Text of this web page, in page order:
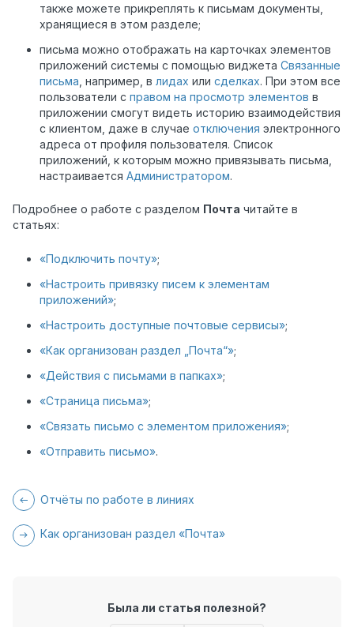
также можете прикреплять к письмам документы,
хранящиеся в этом разделе;
письма можно отображать на карточках элементов
приложений системы с помощью виджета Связанные
письма , например, в лидах или сделках. При этом все
пользователи с правом на просмотр элементов в
приложении смогут видеть историю взаимодействия
с клиентом, даже в случае отключения электронного
адреса от профиля пользователя. Список
приложений, к которым можно привязывать письма,
настраивается Администратором.
Подробнее о работе с разделом Почта читайте в
статьях:
«Подключить почту»;
«Настроить привязку писем к элементам
приложений»;
«Настроить доступные почтовые сервисы»;
«Как организован раздел „Почта“»;
«Действия с письмами в папках»;
«Страница письма»;
«Связать письмо с элементом приложения»;
«Отправить письмо».
Отчёты по работе в линиях
Как организован раздел «Почта»
Была ли статья полезной?